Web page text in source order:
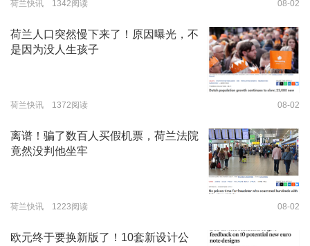
荷兰快讯 1342阅读 08-02
荷兰人口突然慢下来了！原因曝光，不
是因为没人生孩子
荷兰快讯 1372阅读 08-02
离谱！骗了数百人买假机票，荷兰法院
竟然没判他坐牢
荷兰快讯 1223阅读 08-02
欧元终于要换新版了！10套新设计公